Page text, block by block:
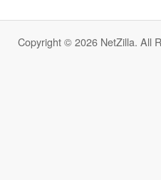
Copyright © 2026 NetZilla. All